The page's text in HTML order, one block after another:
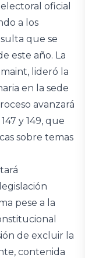
oficial
a los
que se
este año. La
lideró la
en la sede
avanzará
y 149, que
sobre temas
pese a la
de excluir la
contenida